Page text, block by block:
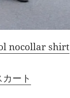
nocollar shirt
ート